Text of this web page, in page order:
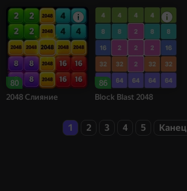
80
2048 Слияние
86
Block Blast 2048
1 2 3 4 5 Канец